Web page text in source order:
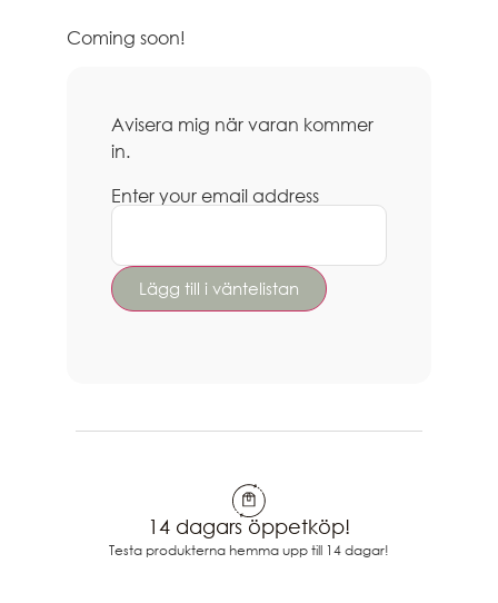
Coming soon!
Avisera mig när varan kommer
in.
Enter your email address
14 dagars öppetköp!
Testa produkterna hemma upp till 14 dagar!